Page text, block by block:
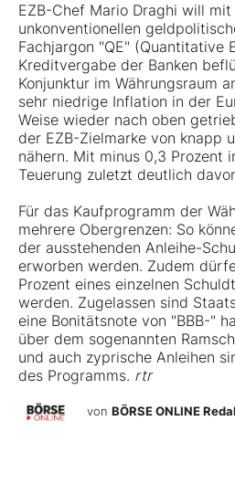
EZB-Chef Mario Draghi will mit
unkonventionellen
Fachjargon "QE" (Quantitative
Kreditvergabe der Banken
Konjunktur im Währungsraum
sehr niedrige Inflation in der
Weise wieder nach oben
der EZB-Zielmarke von knapp
nähern. Mit minus 0,3 Prozent
Teuerung zuletzt deutlich
Für das Kaufprogramm der
mehrere Obergrenzen: So
der ausstehenden Anleihe-
erworben werden. Zudem
Prozent eines einzelnen
werden. Zugelassen sind
eine Bonitätsnote von "BBB-"
über dem sogenannten
und auch zyprische Anleihen
des Programms. rtr
von BÖRSE ONLINE